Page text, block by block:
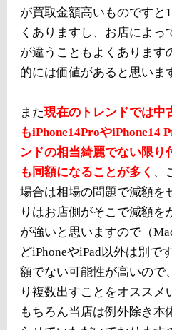
が買取金額高いものですと
くありますし、お店によっ
が違うこともよくあります
的には価値があると思いま
また現在のトレンドでは中
もiPhone14ProやiPhone14
ンドの相当綺麗でない限り
も同額になることが多く 、
場合は相場の問題で減額を
りはお店側がそこで減額を
が強いと思いますので（
どiPhoneやiPad以外は別で
額でない可能性が高いので
り複数出すことをオススメ
もちろん当店は例外除き本